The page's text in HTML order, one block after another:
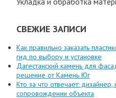
СВЕЖИЕ ЗАПИСИ
Как правильно заказать
гид по выбору и установке
Дагестанский камень для
решение от Камень Юг
Кто за что отвечает:
сопровождении объекта